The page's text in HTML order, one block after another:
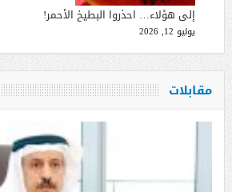
إلى هؤلاء… احذروا البطيخ الأحمر!
يوليو 12, 2026
مقابلات